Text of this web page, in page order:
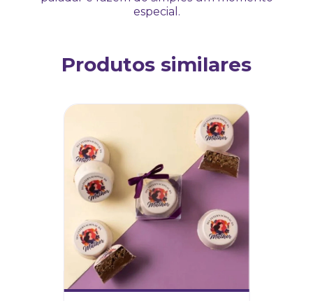
especial.
Produtos similares